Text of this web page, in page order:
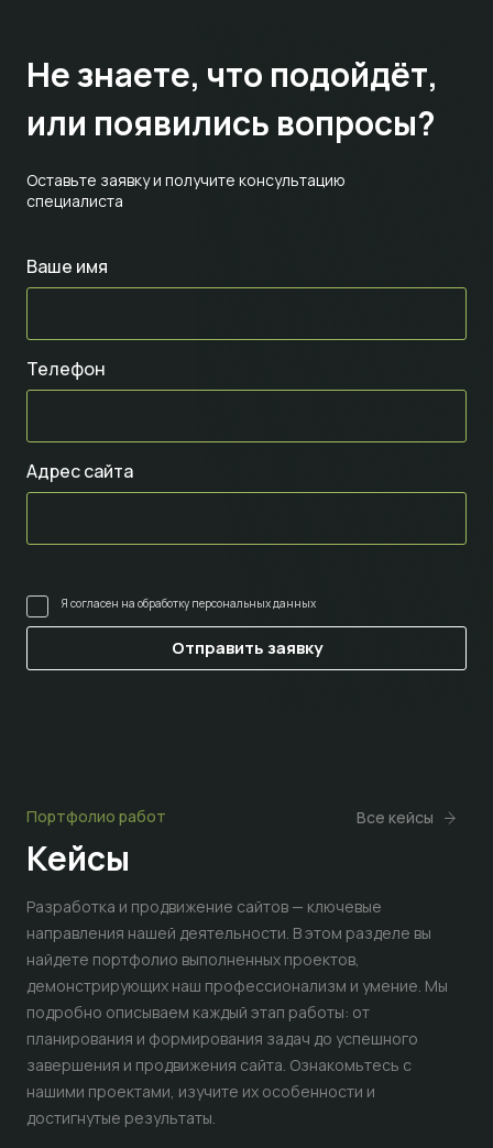
Оставьте заявку и получите консультацию
специалиста
Не знаете, что подойдёт,
или появились вопросы?
Ваше имя
Телефон
Адрес сайта
Я согласен на обработку персональных данных
Портфолио работ
Кейсы
Все кейсы
Разработка и продвижение сайтов — ключевые
направления нашей деятельности. В этом разделе вы
найдете портфолио выполненных проектов,
демонстрирующих наш профессионализм и умение. Мы
подробно описываем каждый этап работы: от
планирования и формирования задач до успешного
завершения и продвижения сайта. Ознакомьтесь с
нашими проектами, изучите их особенности и
достигнутые результаты.